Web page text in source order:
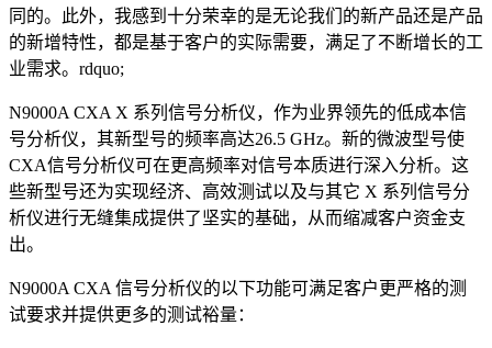
同的。此外，我感到十分荣幸的是无论我们的新产品还是产品
的新增特性，都是基于客户的实际需要，满足了不断增长的工
业需求。rdquo;
N9000A CXA X 系列信号分析仪，作为业界领先的低成本信
号分析仪，其新型号的频率高达26.5 GHz。新的微波型号使
CXA信号分析仪可在更高频率对信号本质进行深入分析。这
些新型号还为实现经济、高效测试以及与其它 X 系列信号分
析仪进行无缝集成提供了坚实的基础，从而缩减客户资金支
出。
N9000A CXA 信号分析仪的以下功能可满足客户更严格的测
试要求并提供更多的测试裕量：